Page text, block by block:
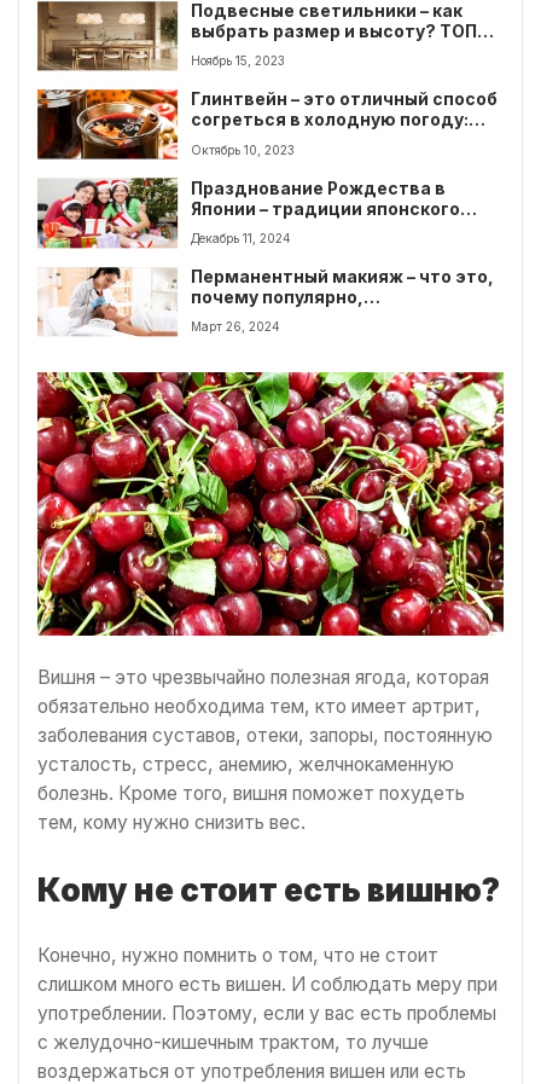
Подвесные светильники – как
выбрать размер и высоту? ТОП
советов
Ноябрь 15, 2023
Глинтвейн – это отличный способ
согреться в холодную погоду:
рецепты и польза глинтвейна
Октябрь 10, 2023
Празднование Рождества в
Японии – традиции японского
Курисумаса
Декабрь 11, 2024
Перманентный макияж – что это,
почему популярно,
преимущества и недостатки
Март 26, 2024
Вишня – это чрезвычайно полезная ягода, которая
обязательно необходима тем, кто имеет артрит,
заболевания суставов, отеки, запоры, постоянную
усталость, стресс, анемию, желчнокаменную
болезнь. Кроме того, вишня поможет похудеть
тем, кому нужно снизить вес.
Кому не стоит есть вишню?
Конечно, нужно помнить о том, что не стоит
слишком много есть вишен. И соблюдать меру при
употреблении. Поэтому, если у вас есть проблемы
с желудочно-кишечным трактом, то лучше
воздержаться от употребления вишен или есть